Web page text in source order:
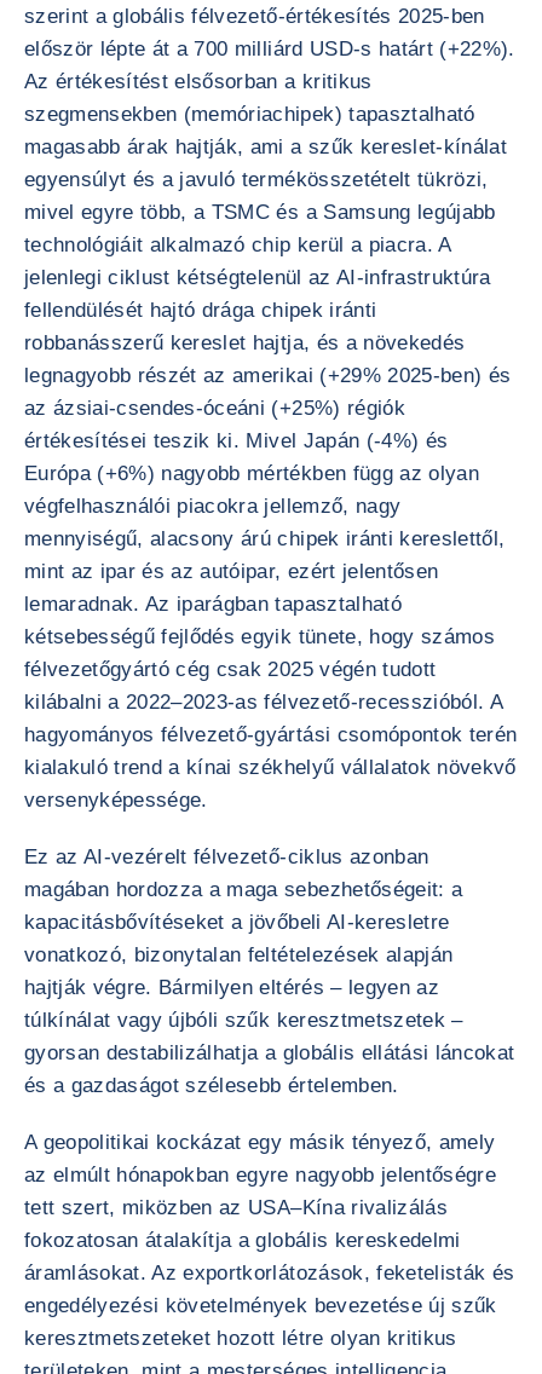
szerint a globális félvezető-értékesítés 2025-ben
először lépte át a 700 milliárd USD-s határt (+22%).
Az értékesítést elsősorban a kritikus
szegmensekben (memóriachipek) tapasztalható
magasabb árak hajtják, ami a szűk kereslet-kínálat
egyensúlyt és a javuló termékösszetételt tükrözi,
mivel egyre több, a TSMC és a Samsung legújabb
technológiáit alkalmazó chip kerül a piacra. A
jelenlegi ciklust kétségtelenül az AI-infrastruktúra
fellendülését hajtó drága chipek iránti
robbanásszerű kereslet hajtja, és a növekedés
legnagyobb részét az amerikai (+29% 2025-ben) és
az ázsiai-csendes-óceáni (+25%) régiók
értékesítései teszik ki. Mivel Japán (-4%) és
Európa (+6%) nagyobb mértékben függ az olyan
végfelhasználói piacokra jellemző, nagy
mennyiségű, alacsony árú chipek iránti kereslettől,
mint az ipar és az autóipar, ezért jelentősen
lemaradnak. Az iparágban tapasztalható
kétsebességű fejlődés egyik tünete, hogy számos
félvezetőgyártó cég csak 2025 végén tudott
kilábalni a 2022–2023-as félvezető-recesszióból. A
hagyományos félvezető-gyártási csomópontok terén
kialakuló trend a kínai székhelyű vállalatok növekvő
versenyképessége.
Ez az AI-vezérelt félvezető-ciklus azonban
magában hordozza a maga sebezhetőségeit: a
kapacitásbővítéseket a jövőbeli AI-keresletre
vonatkozó, bizonytalan feltételezések alapján
hajtják végre. Bármilyen eltérés – legyen az
túlkínálat vagy újbóli szűk keresztmetszetek –
gyorsan destabilizálhatja a globális ellátási láncokat
és a gazdaságot szélesebb értelemben.
A geopolitikai kockázat egy másik tényező, amely
az elmúlt hónapokban egyre nagyobb jelentőségre
tett szert, miközben az USA–Kína rivalizálás
fokozatosan átalakítja a globális kereskedelmi
áramlásokat. Az exportkorlátozások, feketelisták és
engedélyezési követelmények bevezetése új szűk
keresztmetszeteket hozott létre olyan kritikus